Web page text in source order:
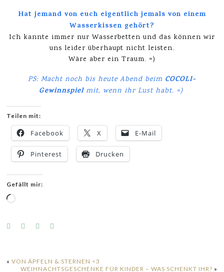
Hat jemand von euch eigentlich jemals von einem
Wasserkissen gehört?
Ich kannte immer nur Wasserbetten und das können wir
uns leider überhaupt nicht leisten.
Wäre aber ein Traum. =)
PS: Macht noch bis heute Abend beim COCOLI-
Gewinnspielmit, wenn ihr Lust habt. =)
Teilen mit:
Facebook X E-Mail
Pinterest Drucken
Gefällt mir:
Wird
«VON ÄPFELN & STERNEN <3
WEIHNACHTSGESCHENKE FÜR KINDER – WAS SCHENKT IHR? »